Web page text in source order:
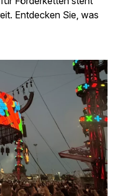
Entdecken Sie, was